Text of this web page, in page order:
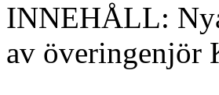
INNEHÅLL:
av överingenjör